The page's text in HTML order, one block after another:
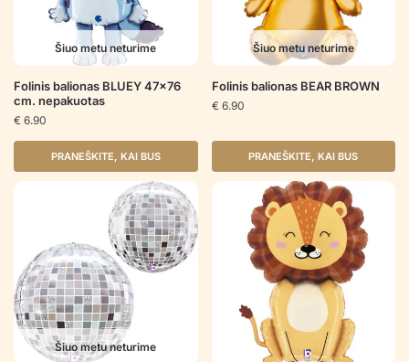
Šiuo metu neturime
Folinis balionas BLUEY 47×76
cm. nepakuotas
€ 6.90
PRANEŠKITE, KAI BUS
Šiuo metu neturime
Folinis balionas BEAR BROWN
€ 6.90
PRANEŠKITE, KAI BUS
Šiuo metu neturime